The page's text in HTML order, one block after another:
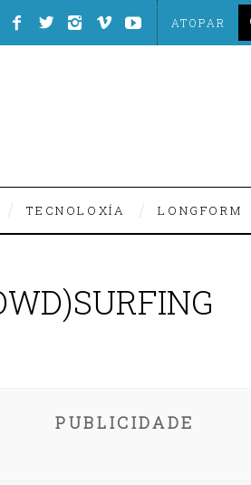
TECNOLOXÍA LONGFORM
PUBLICIDADE